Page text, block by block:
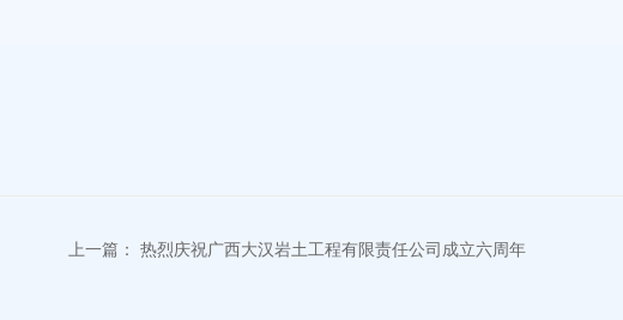
上一篇： 热烈庆祝广西大汉岩土工程有限责任公司成立六周年